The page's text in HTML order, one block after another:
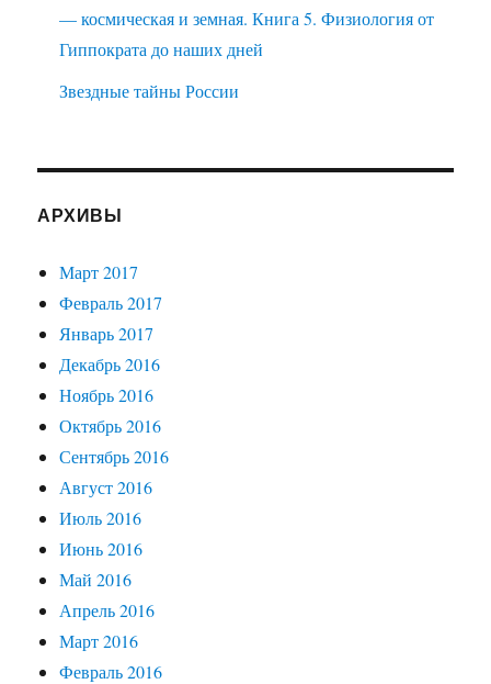
— космическая и земная. Книга 5. Физиология от
Гиппократа до наших дней
Звездные тайны России
АРХИВЫ
Март 2017
Февраль 2017
Январь 2017
Декабрь 2016
Ноябрь 2016
Октябрь 2016
Сентябрь 2016
Август 2016
Июль 2016
Июнь 2016
Май 2016
Апрель 2016
Март 2016
Февраль 2016